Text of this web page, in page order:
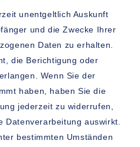
unentgeltlich Auskunft
und die Zwecke Ihrer
Daten zu erhalten.
die Berichtigung oder
Wenn Sie der
haben, haben Sie die
jederzeit zu widerrufen,
Datenverarbeitung auswirkt.
bestimmten Umständen